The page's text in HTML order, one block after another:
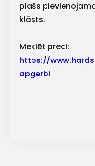
plašs
klāsts.
Meklēt preci:
https://
apgerbi